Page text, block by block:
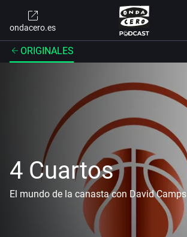
ondacero.es
ORIGINALES
4 Cuartos
El mundo de la canasta con David Camps